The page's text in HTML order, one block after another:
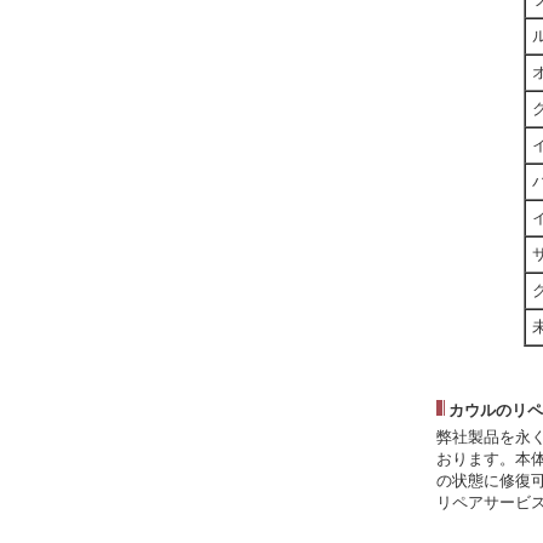
カウルのリ
弊社製品を永
おります。本
の状態に修復
リペアサービ